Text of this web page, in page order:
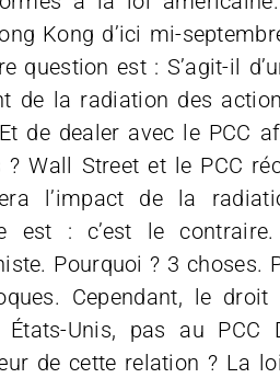
Kong d’ici mi-
question est : S’agit-il
de la radiation des
de dealer avec le PCC
Wall Street et le PCC
l’impact de la
est : c’est le contraire.
Pourquoi ? 3 choses.
Cependant, le droit
Unis, pas au PCC
de cette relation ? La